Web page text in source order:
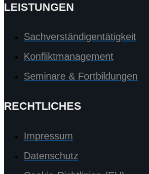
LEISTUNGEN
Sachverständigentätigkeit
Konfliktmanagement
Seminare & Fortbildungen
RECHTLICHES
Impressum
Datenschutz